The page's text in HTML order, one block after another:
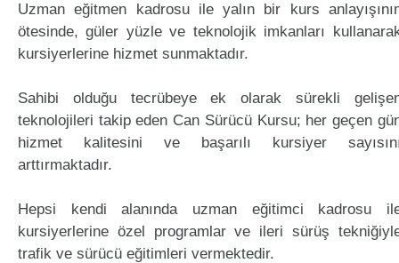
Uzman eğitmen kadrosu ile yalın bir kurs
ötesinde, güler yüzle ve teknolojik imkanları
kursiyerlerine hizmet sunmaktadır.
Sahibi olduğu tecrübeye ek olarak sürekli
teknolojileri takip eden Can Sürücü Kursu; her geçen
hizmet kalitesini ve başarılı kursiyer
arttırmaktadır.
Hepsi kendi alanında uzman eğitimci kadrosu
kursiyerlerine özel programlar ve ileri sürüş
trafik ve sürücü eğitimleri vermektedir.